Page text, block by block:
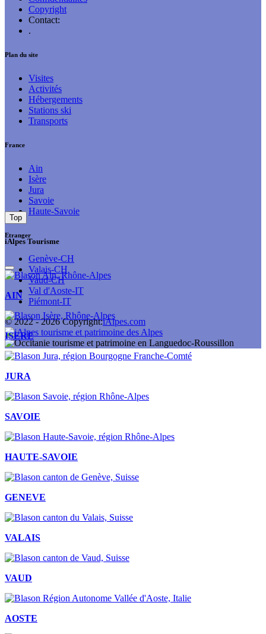
Copyright
Contact:
.
Plan du site
Visites
Activités
Hébergements
Stations ski
Transports
France
Ain
Isère
Jura
Savoie
Haute-Savoie
Etranger
Genève-CH
Valais-CH
Vaud-CH
Val d'Aoste-IT
Piémont-IT
© 2022 -2026Copyright:iAlpes.com
Top
iAlpes Tourisme
AIN
ISERE
JURA
SAVOIE
HAUTE-SAVOIE
GENEVE
VALAIS
VAUD
AOSTE